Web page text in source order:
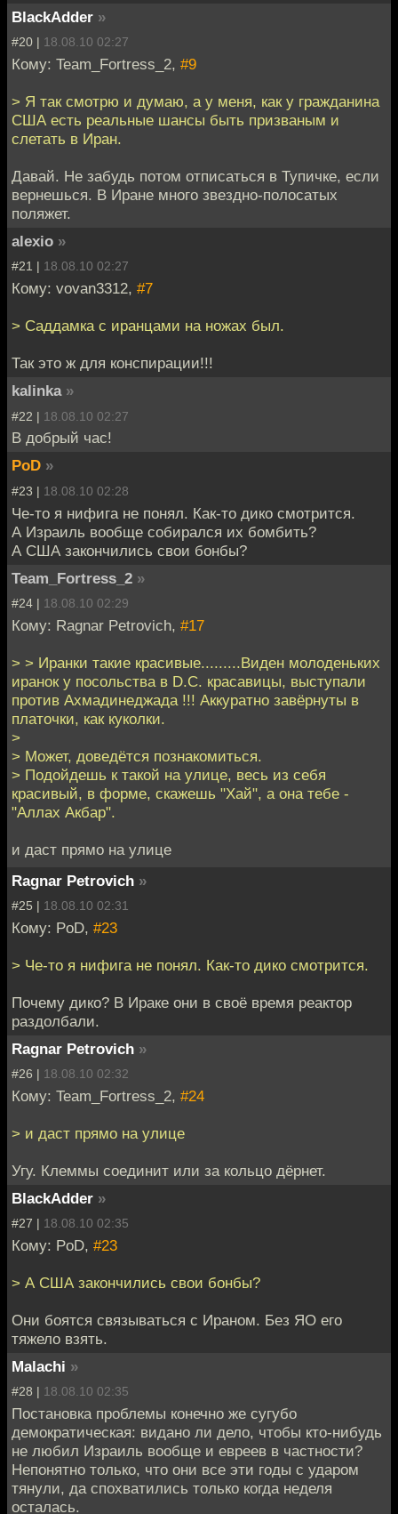
BlackAdder »
#20 | 18.08.10 02:27
Кому: Team_Fortress_2, #9
> Я так смотрю и думаю, а у меня, как у гражданина
США есть реальные шансы быть призваным и
слетать в Иран.
Давай. Не забудь потом отписаться в Тупичке, если
вернешься. В Иране много звездно-полосатых
поляжет.
alexio »
#21 | 18.08.10 02:27
Кому: vovan3312, #7
> Саддамка с иранцами на ножах был.
Так это ж для конспирации!!!
kalinka »
#22 | 18.08.10 02:27
В добрый час!
PoD »
#23 | 18.08.10 02:28
Че-то я нифига не понял. Как-то дико смотрится.
А Израиль вообще собирался их бомбить?
А США закончились свои бонбы?
Team_Fortress_2 »
#24 | 18.08.10 02:29
Кому: Ragnar Petrovich, #17
> > Иранки такие красивые.........Виден молоденьких
иранок у посольства в D.C. красавицы, выступали
против Ахмадинеджада !!! Аккуратно завёрнуты в
платочки, как куколки.
>
> Может, доведётся познакомиться.
> Подойдешь к такой на улице, весь из себя
красивый, в форме, скажешь "Хай", а она тебе -
"Аллах Акбар".
и даст прямо на улице
Ragnar Petrovich »
#25 | 18.08.10 02:31
Кому: PoD, #23
> Че-то я нифига не понял. Как-то дико смотрится.
Почему дико? В Ираке они в своё время реактор
раздолбали.
Ragnar Petrovich »
#26 | 18.08.10 02:32
Кому: Team_Fortress_2, #24
> и даст прямо на улице
Угу. Клеммы соединит или за кольцо дёрнет.
BlackAdder »
#27 | 18.08.10 02:35
Кому: PoD, #23
> А США закончились свои бонбы?
Они боятся связываться с Ираном. Без ЯО его
тяжело взять.
Malachi »
#28 | 18.08.10 02:35
Постановка проблемы конечно же сугубо
демократическая: видано ли дело, чтобы кто-нибудь
не любил Израиль вообще и евреев в частности?
Непонятно только, что они все эти годы с ударом
тянули, да спохватились только когда неделя
осталась.